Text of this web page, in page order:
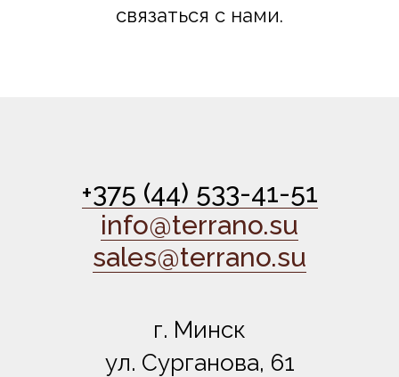
связаться с нами.
+375 (44) 533-41-51
info@terrano.su
sales@terrano.su
г. Минск
ул. Сурганова, 61